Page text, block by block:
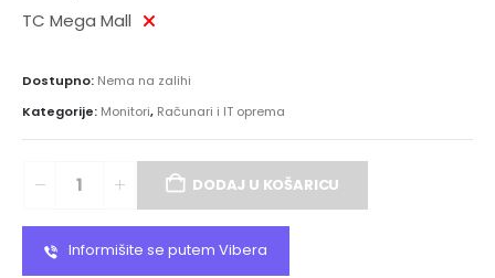
TC Mega Mall
Dostupno: Nema na zalihi
Kategorije: Monitori, Računari i IT oprema
DODAJ U KOŠARICU
Informišite se putem Vibera